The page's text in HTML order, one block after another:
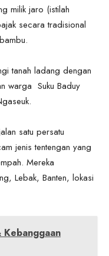
milik jaro (istilah
secara tradisional
tanah ladang dengan
warga Suku Baduy
satu persatu
jenis tentengan yang
Mereka
Lebak, Banten, lokasi
Kebanggaan